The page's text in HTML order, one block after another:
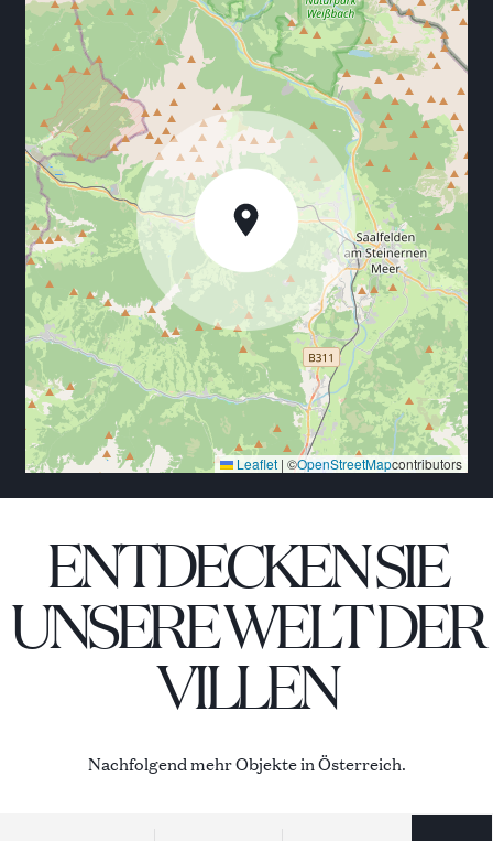
Leaflet | ©OpenStreetMapcontributors
ENTDECKEN SIE
UNSERE WELT DER
VILLEN
Nachfolgend mehr Objekte in Österreich.